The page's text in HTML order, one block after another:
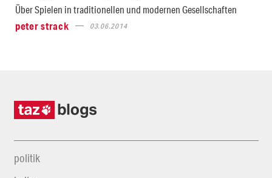
Über Spielen in traditionellen und modernen Gesellschaften
peter strack
03.06.2014
politik